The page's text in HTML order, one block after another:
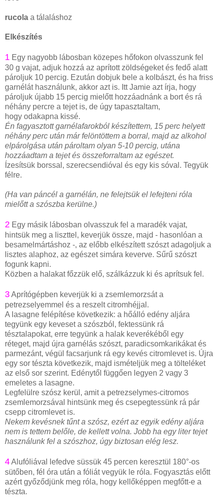
rucola a tálaláshoz
Elkészítés
1 Egy nagyobb lábosban közepes hőfokon olvasszunk fel
30 g vajat, adjuk hozzá az aprított zöldségeket és fedő alatt
pároljuk 10 percig. Ezután dobjuk bele a kolbászt, és ha friss
garnélát használunk, akkor azt is. Itt Jamie azt írja, hogy
pároljuk újabb 15 percig mielőtt hozzáadnánk a bort és rá
néhány percre a tejet is, de úgy tapasztaltam,
hogy odakapna kissé.
Én fagyasztott garnélafarokból készítettem, 15 perc helyett
néhány perc után már felöntöttem a borral, majd az alkohol
elpárolgása után pároltam olyan 5-10 percig, utána
hozzáadtam a tejet és összeforraltam az egészet.
Ízesítsük borssal, szerecsendióval és egy kis sóval. Tegyük
félre.
(Ha van páncél a garnélán, ne felejtsük el lefejteni róla
mielőtt a szószba kerülne.)
2 Egy másik lábosban olvasszuk fel a maradék vajat,
hintsük meg a liszttel, keverjük össze, majd - hasonlóan a
besamelmártáshoz -, az előbb elkészített szószt adagoljuk a
lisztes alaphoz, az egészet simára keverve. Sűrű szószt
fogunk kapni.
Közben a halakat főzzük elő, szálkázzuk ki és aprítsuk fel.
3Aprítógépben keverjük ki a zsemlemorzsát a
petrezselyemmel és a reszelt citromhéjjal.
A lasagne felépítése következik: a hőálló edény aljára
tegyünk egy keveset a szószból, fektessünk rá
tésztalapokat, erre tegyünk a halak keverékéből egy
réteget, majd újra garnélás szószt, paradicsomkarikákat és
parmezánt, végül facsarjunk rá egy kevés citromlevet is. Újra
egy sor tészta következik, majd ismételjük meg a tölteléket
az első sor szerint. Edénytől függően legyen 2 vagy 3
emeletes a lasagne.
Legfelülre szósz kerül, amit a petrezselymes-citromos
zsemlemorzsával hintsünk meg és csepegtessünk rá pár
csepp citromlevet is.
Nekem kevésnek tűnt a szósz, ezért az egyik edény aljára
nem is tettem belőle, de kellett volna. Jobb ha egy liter tejet
használunk fel a szószhoz, úgy biztosan elég lesz.
4Alufóliával lefedve süssük 45 percen keresztül 180°-os
sütőben, fél óra után a fóliát vegyük le róla. Fogyasztás előtt
azért győződjünk meg róla, hogy kellőképpen megfőtt-e a
tészta.